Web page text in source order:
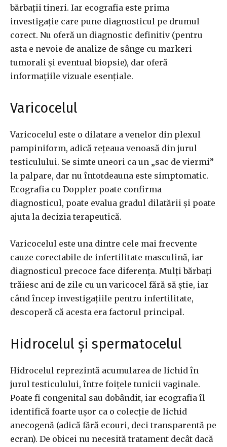
bărbații tineri. Iar ecografia este prima
investigație care pune diagnosticul pe drumul
corect. Nu oferă un diagnostic definitiv (pentru
asta e nevoie de analize de sânge cu markeri
tumorali și eventual biopsie), dar oferă
informațiile vizuale esențiale.
Varicocelul
Varicocelul este o dilatare a venelor din plexul
pampiniform, adică rețeaua venoasă din jurul
testiculului. Se simte uneori ca un „sac de viermi”
la palpare, dar nu întotdeauna este simptomatic.
Ecografia cu Doppler poate confirma
diagnosticul, poate evalua gradul dilatării și poate
ajuta la decizia terapeutică.
Varicocelul este una dintre cele mai frecvente
cauze corectabile de infertilitate masculină, iar
diagnosticul precoce face diferența. Mulți bărbați
trăiesc ani de zile cu un varicocel fără să știe, iar
când încep investigațiile pentru infertilitate,
descoperă că acesta era factorul principal.
Hidrocelul și spermatocelul
Hidrocelul reprezintă acumularea de lichid în
jurul testiculului, între foițele tunicii vaginale.
Poate fi congenital sau dobândit, iar ecografia îl
identifică foarte ușor ca o colecție de lichid
anecogenă (adică fără ecouri, deci transparentă pe
ecran). De obicei nu necesită tratament decât dacă